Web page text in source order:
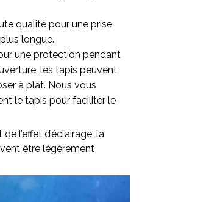
qualité pour une prise
longue.
une protection pendant
les tapis peuvent
à plat. Nous vous
le tapis pour faciliter le
l’effet d’éclairage, la
être légèrement